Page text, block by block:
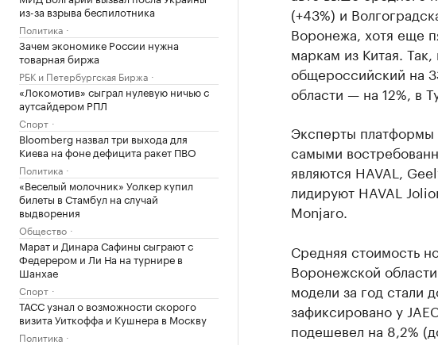
из-за взрыва беспилотника
Политика
Зачем экономике России нужна
товарная биржа
РБК и Петербургская Биржа
«Локомотив» сыграл нулевую ничью с
аутсайдером РПЛ
Спорт
Bloomberg назвал три выхода для
Киева на фоне дефицита ракет ПВО
Политика
«Веселый молочник» Уолкер купил
билеты в Стамбул на случай
выдворения
Общество
Марат и Динара Сафины сыграют с
Федерером и Ли На на турнире в
Шанхае
Спорт
ТАСС узнал о возможности скорого
визита Уиткоффа и Кушнера в Москву
Политика
(+43%) и
Воронежа, хотя еще
маркам из Китая.
общероссийский на
области — на 12%, в
Эксперты платформы
самыми
являются HAVAL,
лидируют HAVAL
Monjaro.
Средняя стоимость
Воронежской
модели за год стали
зафиксировано у
подешевел на 8,2%